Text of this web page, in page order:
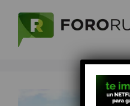
contenido